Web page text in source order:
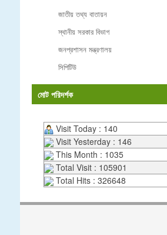
জাতীয় তথ্য বাতায়ন
স্থানীয় সরকার বিভাগ
জনপ্রশাসন মন্ত্রণালয়
সিপিটিউ
মোট পরিদর্শক
Visit Today : 140
Visit Yesterday : 146
This Month : 1035
Total Visit : 105901
Total Hits : 326648